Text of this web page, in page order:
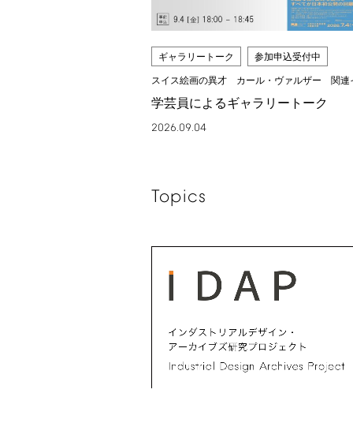
ギャラリートーク 参加申込受付中
スイス絵画の異才 カール・ヴァルザー 関連
学芸員によるギャラリートーク
2026.09.04
Topics